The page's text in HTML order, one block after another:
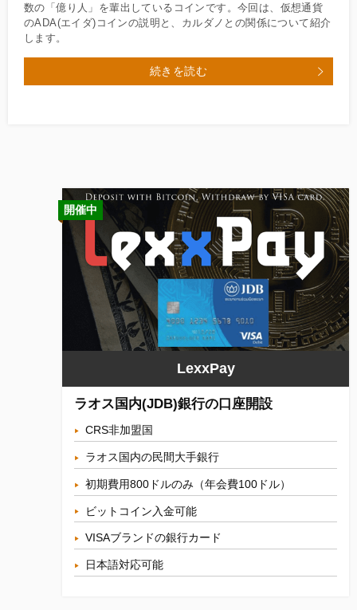
数の「億り人」を輩出しているコインです。今回は、仮想通貨
のADA(エイダ)コインの説明と、カルダノとの関係について紹介
します。
続きを読む
開催中
LexxPay
ラオス国内(JDB)銀行の口座開設
CRS非加盟国
ラオス国内の民間大手銀行
初期費用800ドルのみ（年会費100ドル）
ビットコイン入金可能
VISAブランドの銀行カード
日本語対応可能